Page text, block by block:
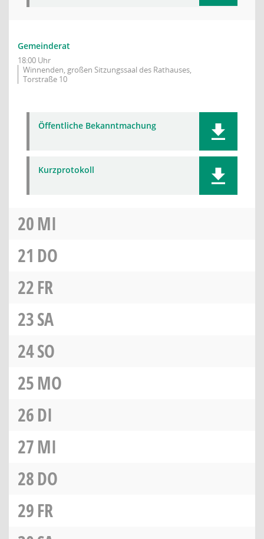
Gemeinderat
18:00 Uhr
Winnenden, großen Sitzungssaal des Rathauses,
Torstraße 10
Öffentliche Bekanntmachung
Kurzprotokoll
20MI
21 DO
22FR
23SA
24SO
25MO
26DI
27MI
28DO
29FR